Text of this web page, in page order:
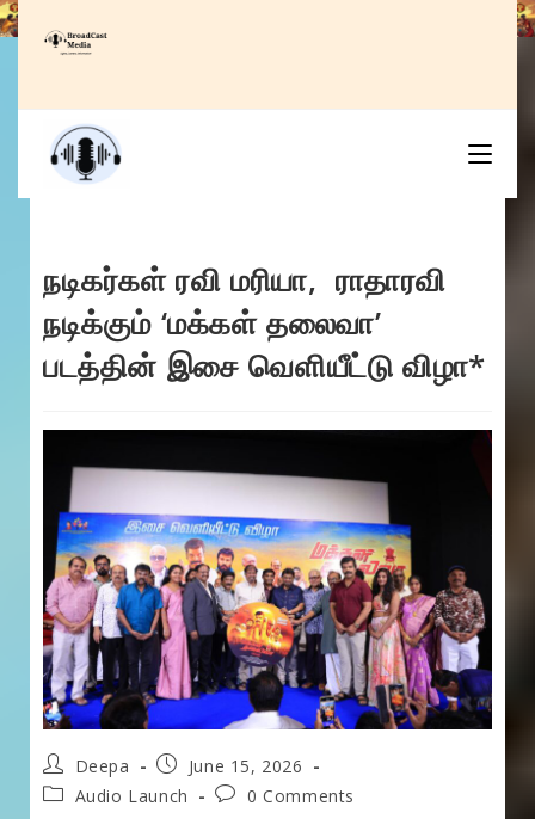
Skip
to
நடிகர்கள் ரவி மரியா, ராதாரவி
நடிக்கும் ‘மக்கள் தலைவா’
படத்தின் இசை வெளியீட்டு விழா*
Post
author:
Deepa
Post
published:
June 15, 2026
PostAudio Launch
Post0 Comments